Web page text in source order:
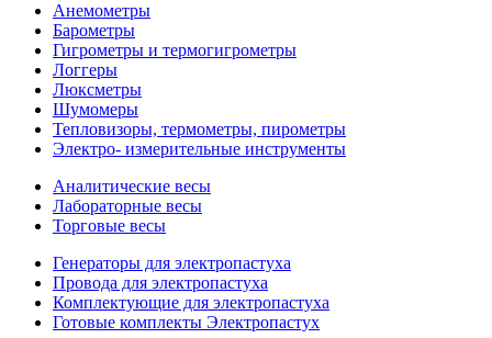
Анемометры
Барометры
Гигрометры и термогигрометры
Логгеры
Люксметры
Шумомеры
Тепловизоры, термометры, пирометры
Электро- измерительные инструменты
Аналитические весы
Лабораторные весы
Торговые весы
Генераторы для электропастуха
Провода для электропастуха
Комплектующие для электропастуха
Готовые комплекты Электропастух